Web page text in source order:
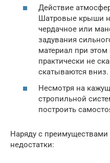
Действие
Шатровые крыши
чердачное или
задувания
материал при этом
практически не
скатываются вниз.
Несмотря на
стропильной
построить
Наряду с
недостатки: